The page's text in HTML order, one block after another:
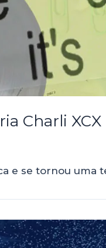
Charli XCX
e se tornou uma